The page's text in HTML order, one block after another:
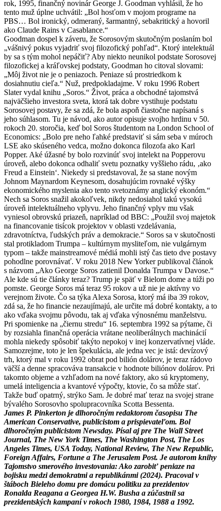
rok, 1995, finančný novinár George J. Goodman vyhlásil, že ho
tento muž úplne uchvátil: „Bol hosťom v mojom programe na
PBS… Bol ironický, odmeraný, šarmantný, sebakritický a hovoril
ako Claude Rains v Casablance.“
Goodman dospel k záveru, že Sorosovým skutočným poslaním bol
„vášnivý pokus vyjadriť svoj filozofický pohľad“. Ktorý intelektuál
by sa s tým mohol nepáčiť? Aby niekto neunikol podstate Sorosovej
filozofickej a kráľovskej podstaty, Goodman ho citoval slovami:
„Môj život nie je o peniazoch. Peniaze sú prostriedkom k
dosiahnutiu cieľa.“ Nuž, predpokladajme. V roku 1996 Robert
Slater vydal knihu „Soros.“ Život, práca a obchodné tajomstvá
najväčšieho investora sveta, ktorá tak dobre vystihuje podstatu
Sorosovej postavy, že sa zdá, že bola aspoň čiastočne napísaná s
jeho súhlasom. Tu je návod, ako autor opisuje svojho hrdinu v 50.
rokoch 20. storočia, keď bol Soros študentom na London School of
Economics: „Bolo pre neho ľahké predstaviť si sám seba v múroch
LSE ako skúseného vedca, možno dokonca filozofa ako Karl
Popper. Aké úžasné by bolo rozvinúť svoj intelekt na Popperovu
úroveň, alebo dokonca odhaliť svetu poznatky vyššieho rádu, ‚ako
Freud a Einstein‘. Niekedy si predstavoval, že sa stane novým
Johnom Maynardom Keynesom, dosahujúcim rovnaké výšky
ekonomického myslenia ako tento svetoznámy anglický ekonóm.“
Nech sa Soros snažil akokoľvek, nikdy nedosiahol takú vysokú
úroveň intelektuálneho vplyvu. Jeho finančný vplyv mu však
vyniesol obrovskú priazeň, napríklad od BBC: „Použil svoj majetok
na financovanie tisícok projektov v oblasti vzdelávania,
zdravotníctva, ľudských práv a demokracie.“ Soros sa v skutočnosti
stal protikladom Trumpa – kultúrnym mysliteľom, nie vulgárnym
typom – takže mainstreamové médiá mohli istý čas tieto dve postavy
pohodlne porovnávať. V roku 2018 New Yorker publikoval článok
s názvom „Ako George Soros zatienil Donalda Trumpa v Davose.“
Ale kde sú tie články teraz? Trump je späť v Bielom dome a túži po
pomste. George Soros má teraz 95 rokov a už nie je aktívny vo
verejnom živote. Čo sa týka Alexa Sorosa, ktorý má iba 39 rokov,
zdá sa, že ho financie nezaujímajú, ale určite má dobré kontakty, a to
ako vďaka svojmu pôvodu, tak aj vďaka výnosnému manželstvu.
Pri spomienke na „čiernu stredu“ 16. septembra 1992 sa pýtame, či
by rozsiahla finančná operácia vrátane neoliberálnych machinácií
mohla niekedy spôsobiť takýto nepokoj v inej konzervatívnej vláde.
Samozrejme, toto je len špekulácia, ale jedna vec je istá: devízový
trh, ktorý mal v roku 1992 obrat pod bilión dolárov, je teraz rádovo
väčší a denne spracováva transakcie v hodnote biliónov dolárov. Pri
takomto objeme a vzhľadom na nové faktory, ako sú kryptomeny,
umelá inteligencia a kvantové výpočty, ktovie, čo sa môže stať.
Takže buď opatrný, strýko Sam. Je dobré mať teraz na svojej strane
bývalého Sorosovho spolupracovníka Scotta Bessenta.
James P. Pinkerton je dlhoročným redaktorom časopisu The
American Conservative, publicistom a prispievateľom. Bol
dlhoročným publicistom Newsday. Písal aj pre The Wall Street
Journal, The New York Times, The Washington Post, The Los
Angeles Times, USA Today, National Review, The New Republic,
Foreign Affairs, Fortune a The Jerusalem Post. Je autorom knihy
Tajomstvo smerového investovania: Ako zarobiť peniaze na
bojisku medzi demokratmi a republikánmi (2024). Pracoval v
štáboch Bieleho domu pre domácu politiku za prezidentov
Ronalda Reagana a Georgea H.W. Busha a zúčastnil sa
prezidentských kampaní v rokoch 1980, 1984, 1988 a 1992.